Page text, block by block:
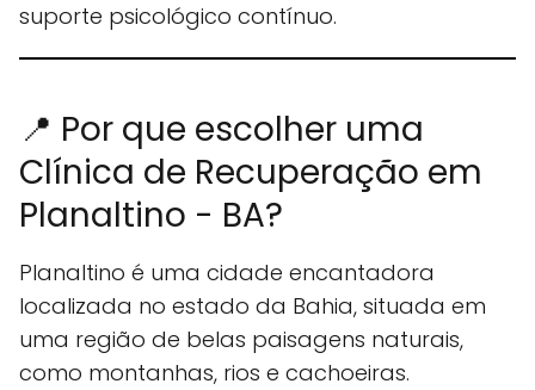
suporte psicológico contínuo.
📍 Por que escolher uma
Clínica de Recuperação em
Planaltino - BA?
Planaltino é uma cidade encantadora
localizada no estado da Bahia, situada em
uma região de belas paisagens naturais,
como montanhas, rios e cachoeiras.